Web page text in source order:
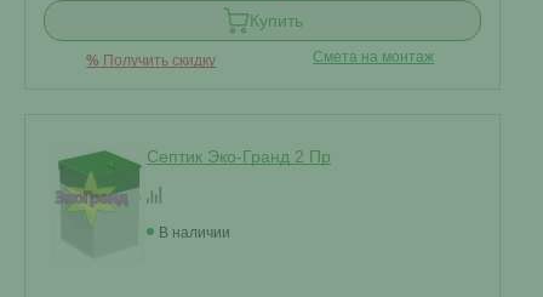
Купить
% Получить скидку Смета на монтаж
Септик Эко-Гранд 2 Пр
В наличии